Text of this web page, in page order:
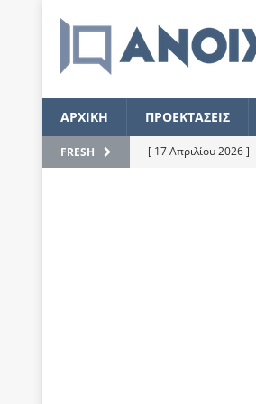
ΑΡΧΙΚΗ ΠΡΟΕΚΤΑΣΕΙΣ
FRESH [ 17 Απριλίου 2026 ]